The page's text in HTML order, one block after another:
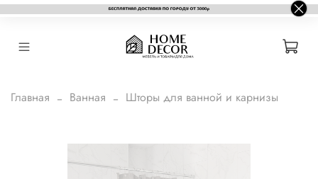
Главная Ванная Шторы для ванной и карнизы